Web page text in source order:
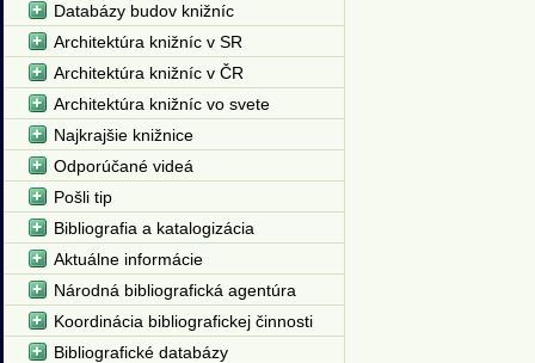
Databázy budov knižníc
Architektúra knižníc v SR
Architektúra knižníc v ČR
Architektúra knižníc vo svete
Najkrajšie knižnice
Odporúčané videá
Pošli tip
Bibliografia a katalogizácia
Aktuálne informácie
Národná bibliografická agentúra
Koordinácia bibliografickej činnosti
Bibliografické databázy